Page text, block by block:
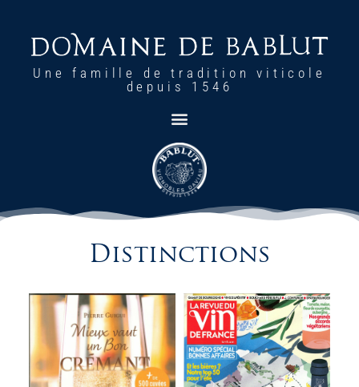
Une famille de tradition viticole
depuis 1546
Distinctions